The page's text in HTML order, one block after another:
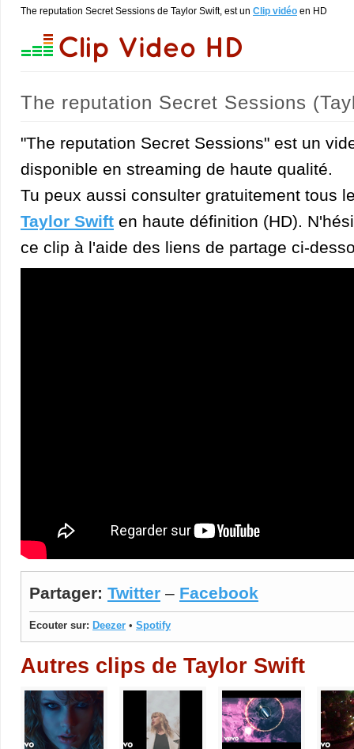
The reputation Secret Sessions de Taylor Swift, est un Clip vidéo en HD
The reputation Secret Sessions
"The reputation Secret Sessions" est un
disponible en streaming de haute qualité.
Tu peux aussi consulter gratuitement tous
Taylor Swift en haute définition (HD).
ce clip à l'aide des liens de partage ci-
Partager: Twitter – Facebook
Ecouter sur: Deezer • Spotify
Autres clips de Taylor Swift